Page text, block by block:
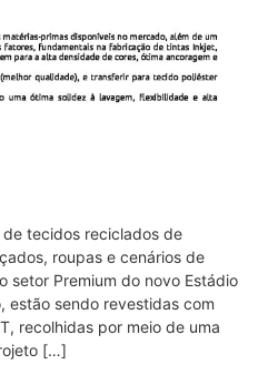
tecidos reciclados de
roupas e cenários de
setor Premium do novo Estádio
estão sendo revestidas com
recolhidas por meio de uma
[…]